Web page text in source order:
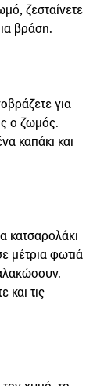
ζεσταίνετε
βράση.
για
ο ζωμός.
καπάκι και
κατσαρολάκι
μέτρια φωτιά
και τις